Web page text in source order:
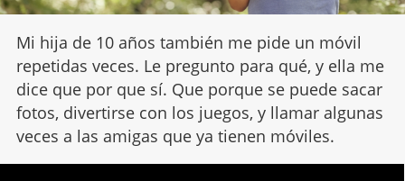
Mi hija de 10 años también me pide un móvil
repetidas veces. Le pregunto para qué, y ella me
dice que por que sí. Que porque se puede sacar
fotos, divertirse con los juegos, y llamar algunas
veces a las amigas que ya tienen móviles.